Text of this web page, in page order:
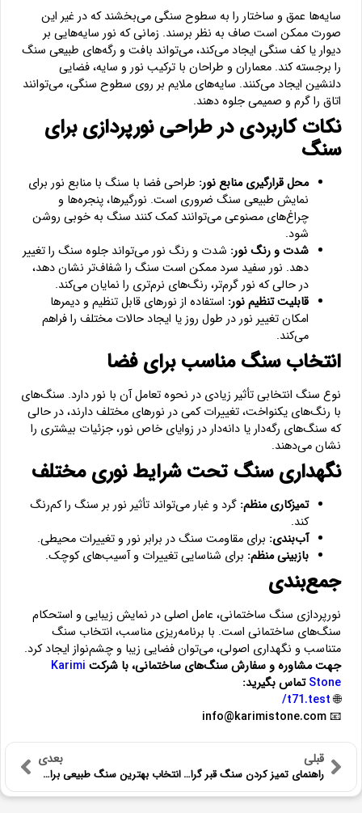
سایه‌ها عمق و ساختار را به سطوح سنگی می‌بخشند که در غیر این
صورت ممکن است صاف به نظر برسند. زمانی که نور سایه‌هایی بر
دیوار یا کف سنگی ایجاد می‌کند، می‌تواند بافت و رگه‌های طبیعی سنگ
را برجسته کند. معماران و طراحان با ترکیب نور و سایه، فضایی
دلنشین ایجاد می‌کنند. سایه‌های ملایم بر روی سطوح سنگی، می‌توانند
اتاق را گرم و صمیمی جلوه دهند.
نکات کاربردی در طراحی نورپردازی برای
سنگ
محل قرارگیری منابع نور:طراحی فضا با سنگ با منابع نور برای
نمایش طبیعی سنگ ضروری است. نورگیرها، پنجره‌ها و
چراغ‌های مصنوعی می‌توانند کمک کنند سنگ به خوبی روشن
شود.
شدت و رنگ نور:شدت و رنگ نور می‌تواند جلوه سنگ را تغییر
دهد. نور سفید سرد ممکن است سنگ را شفاف‌تر نشان دهد،
در حالی که نور گرم‌تر، رنگ‌های نرم‌تری را نمایان می‌کند.
قابلیت تنظیم نور:استفاده از نورهای قابل تنظیم و دیمرها
امکان تغییر نور در طول روز یا ایجاد حالات مختلف را فراهم
می‌کند.
انتخاب سنگ مناسب برای فضا
نوع سنگ انتخابی تأثیر زیادی در نحوه تعامل آن با نور دارد. سنگ‌های
با رنگ‌های یکنواخت، تغییرات کمی در نورهای مختلف دارند، در حالی
که سنگ‌های رگه‌دار یا دانه‌دار در زوایای خاص نور، جزئیات بیشتری را
نشان می‌دهند.
نگهداری سنگ تحت شرایط نوری مختلف
تمیزکاری منظم:گرد و غبار می‌تواند تأثیر نور بر سنگ را کم‌رنگ
کند.
آب‌بندی:برای مقاومت سنگ در برابر نور و تغییرات محیطی.
بازبینی منظم:برای شناسایی تغییرات و آسیب‌های کوچک.
جمع‌بندی
نورپردازی سنگ ساختمانی، عامل اصلی در نمایش زیبایی و استحکام
سنگ‌های ساختمانی است. با برنامه‌ریزی مناسب، انتخاب سنگ
متناسب و نگهداری اصولی، می‌توان فضایی زیبا و چشم‌نواز ایجاد کرد.
جهت مشاوره و سفارش سنگ‌های ساختمانی، با شرکتKarimi
Stoneتماس بگیرید:
🌐
t71.test/
📧
info@karimistone.com
قبلی
راهنمای تمیز کردن سنگ قبر گرانیتی: نگهداری از یادها با دقت
بعدی
انتخاب بهترین سنگ طبیعی برای کانتر آشپزخانه و حمام